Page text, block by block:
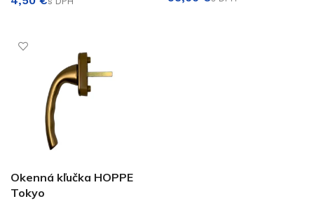
Okenná kľučka HOPPE
Tokyo